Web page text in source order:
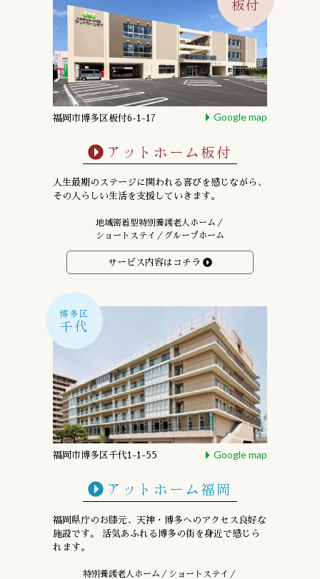
福岡市博多区板付6-1-17 Google map
板付
アットホーム板付
人生最期のステージに関われる喜びを感じながら、
その人らしい生活を支援していきます。
地域密着型特別養護老人ホーム／
ショートステイ／グループホーム
サービス内容はコチラ
福岡市博多区千代1-1-55 Google map
博多区
千代
アットホーム福岡
福岡県庁のお膝元、天神・博多への アクセス良好な
施設です。
活気あふれる博多の街を身近で感じら
れます。
特別養護老人ホーム／ショートステイ／